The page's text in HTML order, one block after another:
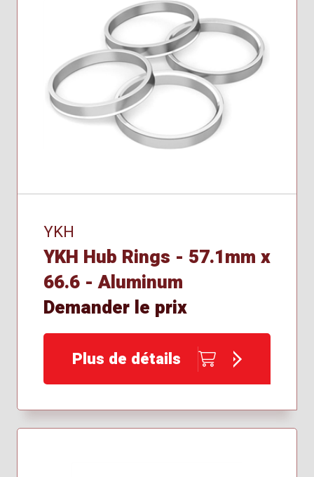
YKH
YKH Hub Rings - 57.1mm x
66.6 - Aluminum
Demander le prix
Plus de détails